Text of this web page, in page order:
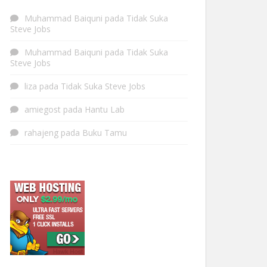
Muhammad Baiquni pada Tidak Suka
Steve Jobs
Muhammad Baiquni pada Tidak Suka
Steve Jobs
liza pada Tidak Suka Steve Jobs
amiegost pada Hantu Lab
rahajeng pada Buku Tamu